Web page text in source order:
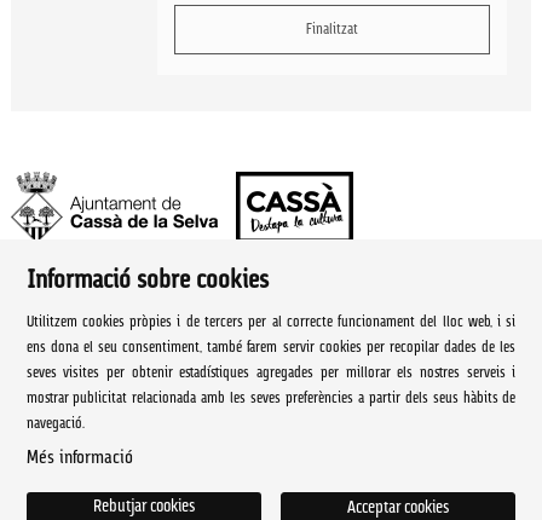
Finalitzat
Ajuntament de Cassà de la Selva | Àrea de cultura
Rambla Onze de Setembre, 107
Cassà de la Selva Tel. 972 460 005
culturacassa@cassa.cat
Informació sobre cookies
Utilitzem cookies pròpies i de tercers per al correcte funcionament del lloc web, i si
ens dona el seu consentiment, també farem servir cookies per recopilar dades de les
seves visites per obtenir estadístiques agregades per millorar els nostres serveis i
mostrar publicitat relacionada amb les seves preferències a partir dels seus hàbits de
navegació.
Més informació
Acceptar cookies
Rebutjar cookies